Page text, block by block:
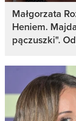
Małgorzata
Heniem.
pączuszki".